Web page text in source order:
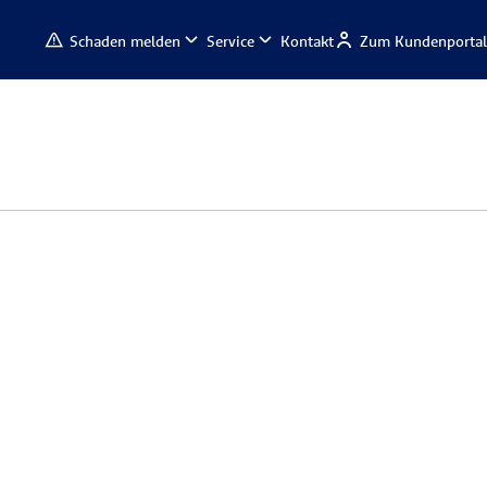
Schaden melden Service Kontakt Zum Kundenportal